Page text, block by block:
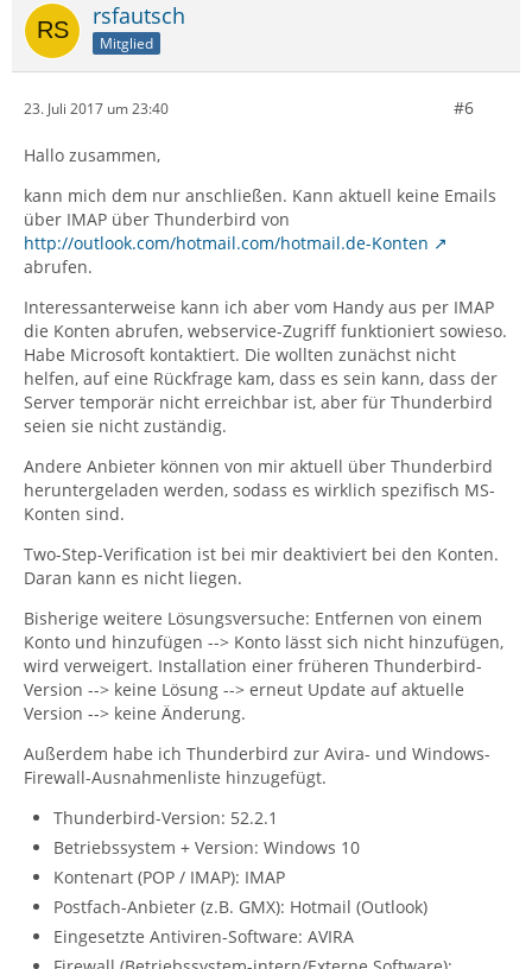
rsfautsch
Mitglied
23. Juli 2017 um 23:40 #6
Hallo zusammen,
kann mich dem nur anschließen. Kann aktuell keine Emails
über IMAP über Thunderbird von
http://outlook.com/hotmail.com/hotmail.de-Konten
abrufen.
Interessanterweise kann ich aber vom Handy aus per IMAP
die Konten abrufen, webservice-Zugriff funktioniert sowieso.
Habe Microsoft kontaktiert. Die wollten zunächst nicht
helfen, auf eine Rückfrage kam, dass es sein kann, dass der
Server temporär nicht erreichbar ist, aber für Thunderbird
seien sie nicht zuständig.
Andere Anbieter können von mir aktuell über Thunderbird
heruntergeladen werden, sodass es wirklich spezifisch MS-
Konten sind.
Two-Step-Verification ist bei mir deaktiviert bei den Konten.
Daran kann es nicht liegen.
Bisherige weitere Lösungsversuche: Entfernen von einem
Konto und hinzufügen --> Konto lässt sich nicht hinzufügen,
wird verweigert. Installation einer früheren Thunderbird-
Version --> keine Lösung --> erneut Update auf aktuelle
Version --> keine Änderung.
Außerdem habe ich Thunderbird zur Avira- und Windows-
Firewall-Ausnahmenliste hinzugefügt.
Thunderbird-Version: 52.2.1
Betriebssystem + Version: Windows 10
Kontenart (POP / IMAP): IMAP
Postfach-Anbieter (z.B. GMX): Hotmail (Outlook)
Eingesetzte Antiviren-Software: AVIRA